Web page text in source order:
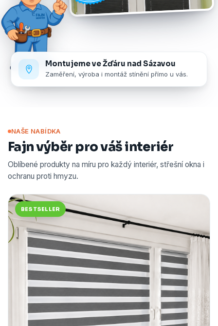
Montujeme ve Žďáru nad Sázavou
Zaměření, výroba i montáž stínění přímo u vás.
NAŠE NABÍDKA
Fajn výběr pro váš interiér
Oblíbené produkty na míru pro každý interiér, střešní okna i
ochranu proti hmyzu.
BESTSELLER